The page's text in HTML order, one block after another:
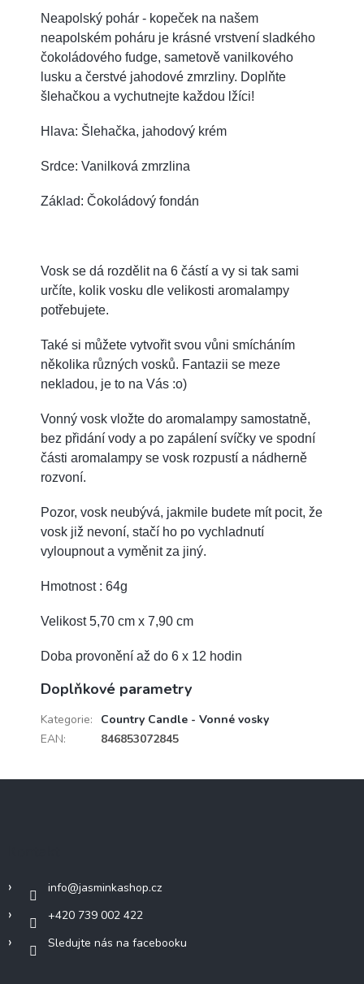
Neapolský pohár - kopeček na našem
neapolském poháru je krásné vrstvení sladkého
čokoládového fudge, sametově vanilkového
lusku a čerstvé jahodové zmrzliny. Doplňte
šlehačkou a vychutnejte každou lžíci!
Hlava: Šlehačka, jahodový krém
Srdce: Vanilková zmrzlina
Základ: Čokoládový fondán
Vosk se dá rozdělit na 6 částí a vy si tak sami
určíte, kolik vosku dle velikosti aromalampy
potřebujete.
Také si můžete vytvořit svou vůni smícháním
několika různých vosků. Fantazii se meze
nekladou, je to na Vás :o)
Vonný vosk vložte do aromalampy samostatně,
bez přidání vody a po zapálení svíčky ve spodní
části aromalampy se vosk rozpustí a nádherně
rozvoní.
Pozor, vosk neubývá, jakmile budete mít pocit, že
vosk již nevoní, stačí ho po vychladnutí
vyloupnout a vyměnit za jiný.
Hmotnost : 64g
Velikost 5,70 cm x 7,90 cm
Doba provonění až do 6 x 12 hodin
Doplňkové parametry
Kategorie:
Country Candle - Vonné vosky
EAN: 846853072845
info@jasminkashop.cz
+420 739 002 422
Sledujte nás na facebooku